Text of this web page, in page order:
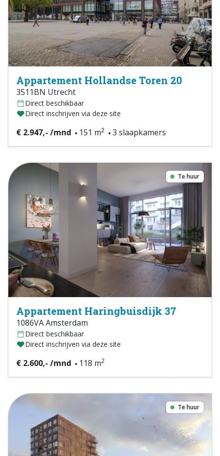
Appartement Hollandse Toren 20
3511BN Utrecht
Direct beschikbaar
Direct inschrijven via deze site
€ 2.947,- /mnd 151 m2 3 slaapkamers
Te huur
Appartement Haringbuisdijk 37
1086VA Amsterdam
Direct beschikbaar
Direct inschrijven via deze site
€ 2.600,- /mnd 118 m2
Te huur